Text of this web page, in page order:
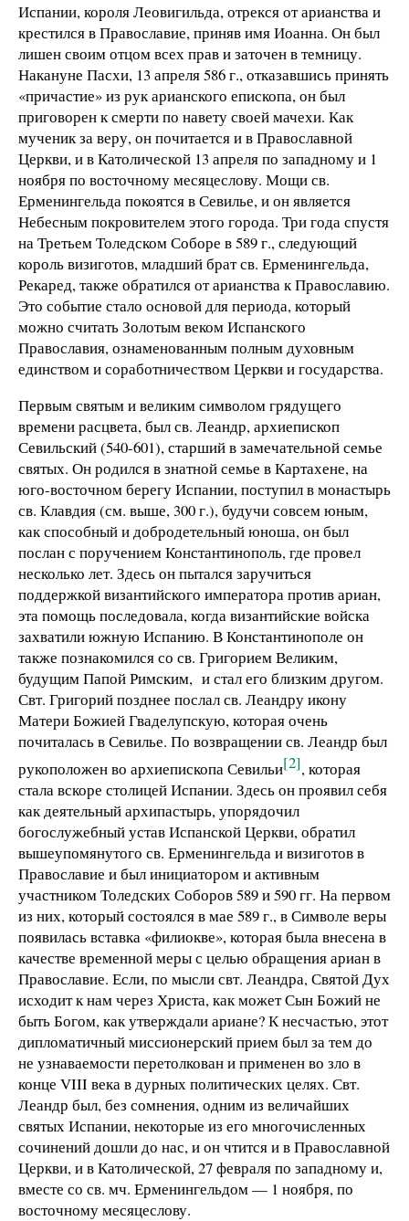
Испании, короля Леовигильда, отрекся от арианства и
крестился в Православие, приняв имя Иоанна. Он был
лишен своим отцом всех прав и заточен в темницу.
Накануне Пасхи, 13 апреля 586 г., отказавшись принять
«причастие» из рук арианского епископа, он был
приговорен к смерти по навету своей мачехи. Как
мученик за веру, он почитается и в Православной
Церкви, и в Католической 13 апреля по западному и 1
ноября по восточному месяцеслову. Мощи св.
Ерменингельда покоятся в Севилье, и он является
Небесным покровителем этого города. Три года спустя
на Третьем Толедском Соборе в589 г., следующий
король визиготов, младший брат св. Ерменингельда,
Рекаред, также обратился от арианства к Православию.
Это событие стало основой для периода, который
можно считать Золотым веком Испанского
Православия, ознаменованным полным духовным
единством и соработничеством Церкви и государства.
Первым святым и великим символом грядущего
времени расцвета, был св. Леандр, архиепископ
Севильский (540-601), старший в замечательной семье
святых. Он родился в знатной семье в Картахене, на
юго-восточном берегу Испании, поступил в монастырь
св. Клавдия (см. выше,300 г.), будучи совсем юным,
как способный и добродетельный юноша, он был
послан с поручением Константинополь, где провел
несколько лет. Здесь он пытался заручиться
поддержкой византийского императора против ариан,
эта помощь последовала, когда византийские войска
захватили южную Испанию. В Константинополе он
также познакомился со св. Григорием Великим,
будущим Папой Римским, и стал его близким другом.
Свт. Григорий позднее послал св. Леандру икону
Матери Божией Гваделупскую, которая очень
почиталась в Севилье. По возвращении св. Леандр был
рукоположен во архиепископа Севильи[2], которая
стала вскоре столицей Испании. Здесь он проявил себя
как деятельный архипастырь, упорядочил
богослужебный устав Испанской Церкви, обратил
вышеупомянутого св. Ерменингельда и визиготов в
Православие и был инициатором и активным
участником Толедских Соборов 589 и 590 гг. На первом
из них, который состоялся в мае 589 г., в Символе веры
появилась вставка «филиокве», которая была внесена в
качестве временной меры с целью обращения ариан в
Православие. Если, по мысли свт. Леандра, Святой Дух
исходит к нам через Христа, как может Сын Божий не
быть Богом, как утверждали ариане? К несчастью, этот
дипломатичный миссионерский прием был за тем до
не узнаваемости перетолкован и применен во зло в
конце VIII века в дурных политических целях. Свт.
Леандр был, без сомнения, одним из величайших
святых Испании, некоторые из его многочисленных
сочинений дошли до нас, и он чтится и в Православной
Церкви, и в Католической, 27 февраля по западному и,
вместе со св. мч. Ерменингельдом — 1 ноября, по
восточному месяцеслову.